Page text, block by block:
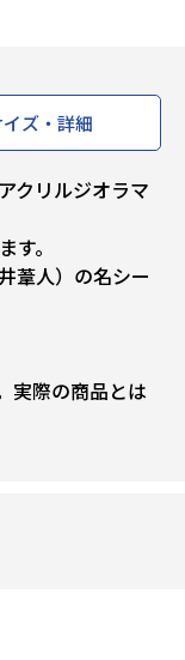
イズ・詳細
クリルジオラマ
。
葦人）の名シー
実際の商品とは